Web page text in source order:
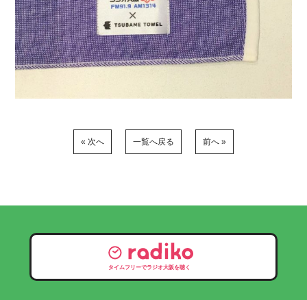
« 次へ 一覧へ戻る 前へ »
タイムフリーでラジオ大阪を聴く